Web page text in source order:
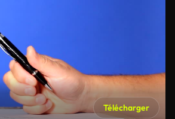
Télécharger